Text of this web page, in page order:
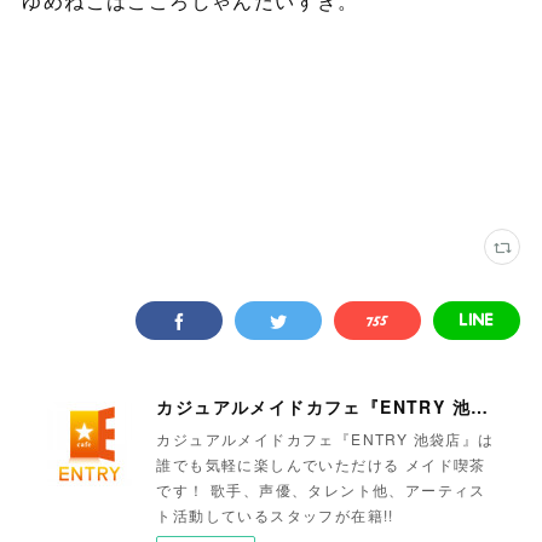
カジュアルメイドカフェ『ENTRY 池袋店』
カジュアルメイドカフェ『ENTRY 池袋店』は
誰でも気軽に楽しんでいただける メイド喫茶
です！ 歌手、声優、タレント他、アーティス
ト活動しているスタッフが在籍!!